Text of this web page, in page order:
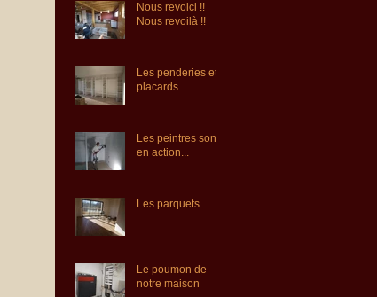
Nous revoici !!
Nous revoilà !!
Les penderies et
placards
Les peintres sont
en action...
Les parquets
Le poumon de
notre maison